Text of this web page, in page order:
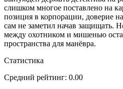
слишком многое поставлено на
позиция в корпорации, доверие
сам не заметил начав защищать.
между охотником и мишенью
пространства для манёвра.
Статистика
Средний рейтинг: 0.00